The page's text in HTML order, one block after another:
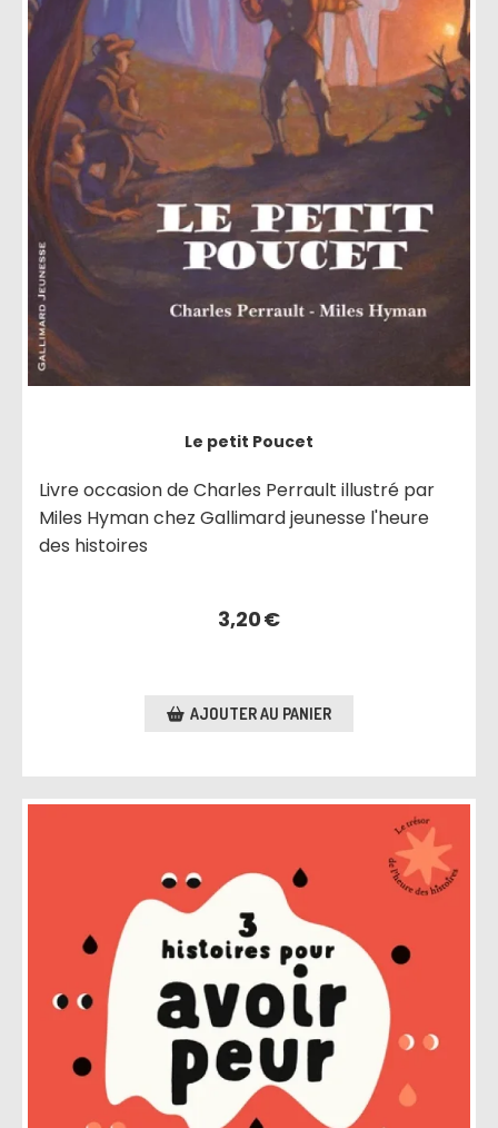
Le petit Poucet
Livre occasion de Charles Perrault illustré par
Miles Hyman chez Gallimard jeunesse l'heure
des histoires
3,20€
AJOUTER AU PANIER